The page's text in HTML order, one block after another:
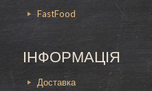
FastFood
ІНФОРМАЦІЯ
Доставка